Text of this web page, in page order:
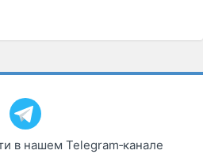
в нашем Telegram‑канале